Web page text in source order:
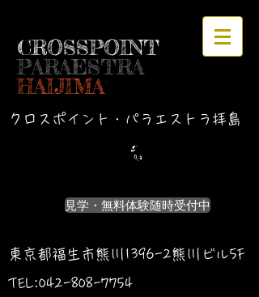
CROSSPOINT
PARAESTRA
HAIJIMA
クロスポイント・パラエストラ拝島
見学・無料体験随時受付中
東京都福生市熊川1396-2熊川ビル5F
TEL:042-808-7754